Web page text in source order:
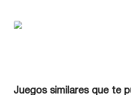
Juegos similares que te